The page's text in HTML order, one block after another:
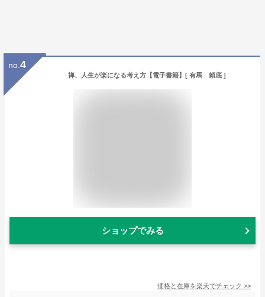
no. 4
禅、人生が楽になる考え方【電子書籍】[ 有馬 頼底 ]
ショップでみる
価格と在庫を楽天でチェック >>